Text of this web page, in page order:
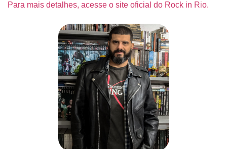
Para mais detalhes, acesse o site oficial do Rock in Rio.